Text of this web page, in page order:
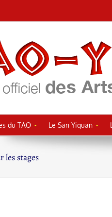
du TAO Le San Yiquan
les stages